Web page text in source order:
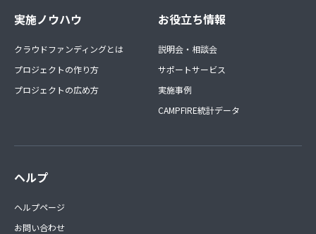
実施ノウハウ
クラウドファンディングとは
プロジェクトの作り方
プロジェクトの広め方
お役立ち情報
説明会・相談会
サポートサービス
実施事例
CAMPFIRE統計データ
ヘルプ
ヘルプページ
お問い合わせ